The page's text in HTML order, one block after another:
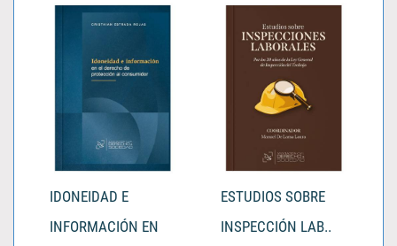
IDONEIDAD E
INFORMACIÓN EN
ESTUDIOS SOBRE
INSPECCIÓN LAB..